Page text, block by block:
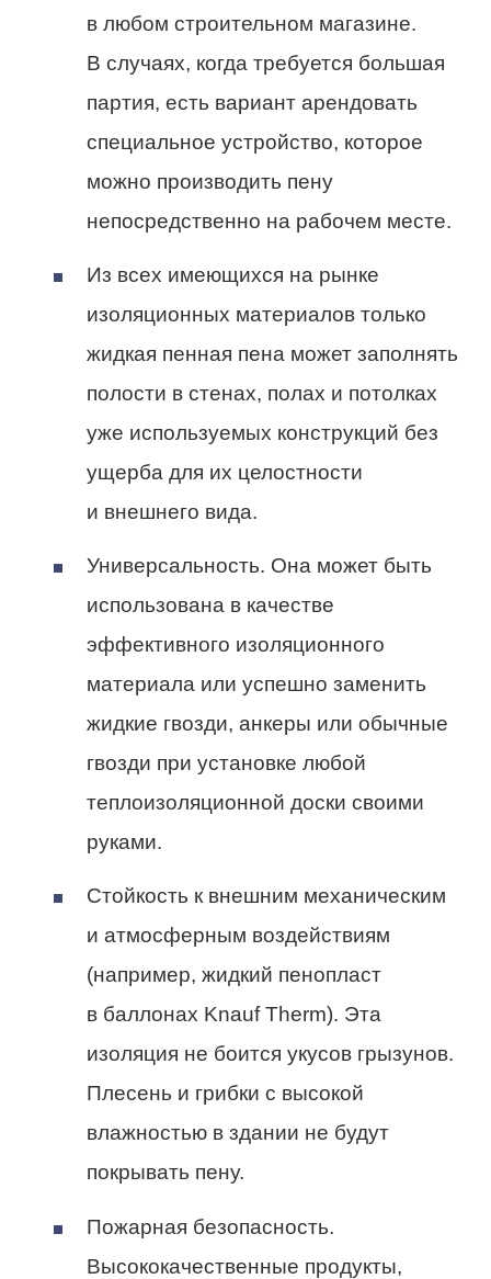
в любом строительном магазине.
В случаях, когда требуется большая
партия, есть вариант арендовать
специальное устройство, которое
можно производить пену
непосредственно на рабочем месте.
Из всех имеющихся на рынке
изоляционных материалов только
жидкая пенная пена может заполнять
полости в стенах, полах и потолках
уже используемых конструкций без
ущерба для их целостности
и внешнего вида.
Универсальность. Она ​​может быть
использована в качестве
эффективного изоляционного
материала или успешно заменить
жидкие гвозди, анкеры или обычные
гвозди при установке любой
теплоизоляционной доски своими
руками.
Стойкость к внешним механическим
и атмосферным воздействиям
(например, жидкий пенопласт
в баллонах Knauf Therm). Эта
изоляция не боится укусов грызунов.
Плесень и грибки с высокой
влажностью в здании не будут
покрывать пену.
Пожарная безопасность.
Высококачественные продукты,